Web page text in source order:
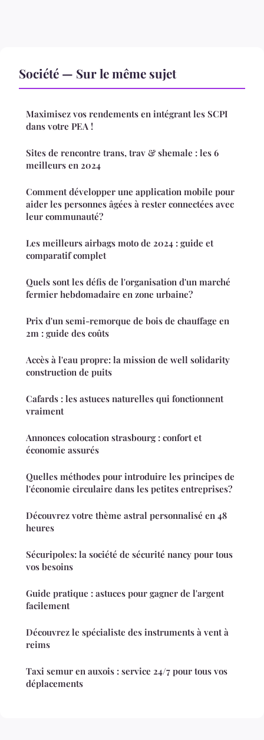
Société — Sur le même sujet
Maximisez vos rendements en intégrant les SCPI
dans votre PEA !
Sites de rencontre trans, trav & shemale : les 6
meilleurs en 2024
Comment développer une application mobile pour
aider les personnes âgées à rester connectées avec
leur communauté?
Les meilleurs airbags moto de 2024 : guide et
comparatif complet
Quels sont les défis de l'organisation d'un marché
fermier hebdomadaire en zone urbaine?
Prix d'un semi-remorque de bois de chauffage en
2m : guide des coûts
Accès à l'eau propre: la mission de well solidarity
construction de puits
Cafards : les astuces naturelles qui fonctionnent
vraiment
Annonces colocation strasbourg : confort et
économie assurés
Quelles méthodes pour introduire les principes de
l'économie circulaire dans les petites entreprises?
Découvrez votre thème astral personnalisé en 48
heures
Sécuripoles: la société de sécurité nancy pour tous
vos besoins
Guide pratique : astuces pour gagner de l'argent
facilement
Découvrez le spécialiste des instruments à vent à
reims
Taxi semur en auxois : service 24/7 pour tous vos
déplacements